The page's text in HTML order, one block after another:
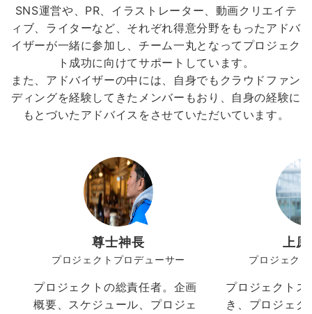
SNS運営や、PR、イラストレーター、動画クリエイテ
ィブ、ライターなど、それぞれ得意分野をもったアドバ
イザーが一緒に参加し、チーム一丸となってプロジェク
ト成功に向けてサポートしています。
また、アドバイザーの中には、自身でもクラウドファン
ディングを経験してきたメンバーもおり、自身の経験に
もとづいたアドバイスをさせていただいています。
尊士神長
プロジェクトプロデューサー
プロジェクトの総責任者。企画
概要、スケジュール、プロジェ
上
プロジェク
プロジェクト
き、プロジェ